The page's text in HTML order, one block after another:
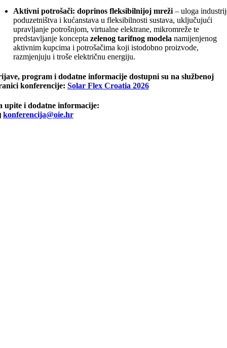
Aktivni potrošači: doprinos fleksibilnijoj mreži– uloga
poduzetništva i kućanstava u fleksibilnosti sustava, uključujući
upravljanje potrošnjom, virtualne elektrane, mikromreže te
predstavljanje koncepta zelenog tarifnog modela namijenjenog
aktivnim kupcima i potrošačima koji istodobno proizvode,
razmjenjuju i troše električnu energiju.
program i dodatne informacije dostupni su na službenoj
konferencije: Solar Flex Croatia 2026
upite i dodatne informacije:
konferencija@oie.hr